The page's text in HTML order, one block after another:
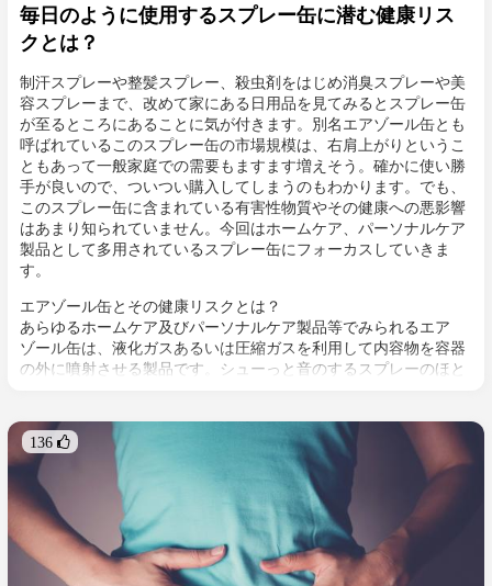
毎日のように使用するスプレー缶に潜む健康リス
クとは？
制汗スプレーや整髪スプレー、殺虫剤をはじめ消臭スプレーや美
容スプレーまで、改めて家にある日用品を見てみるとスプレー缶
が至るところにあることに気が付きます。別名エアゾール缶とも
呼ばれているこのスプレー缶の市場規模は、右肩上がりというこ
ともあって一般家庭での需要もますます増えそう。確かに使い勝
手が良いので、ついつい購入してしまうのもわかります。でも、
このスプレー缶に含まれている有害性物質やその健康への悪影響
はあまり知られていません。今回はホームケア、パーソナルケア
製品として多用されているスプレー缶にフォーカスしていきま
す。
エアゾール缶とその健康リスクとは？
あらゆるホームケア及びパーソナルケア製品等でみられるエア
ゾール缶は、液化ガスあるいは圧縮ガスを利用して内容物を容器
の外に噴射させる製品です。シューっと音のするスプレーのほと
136 